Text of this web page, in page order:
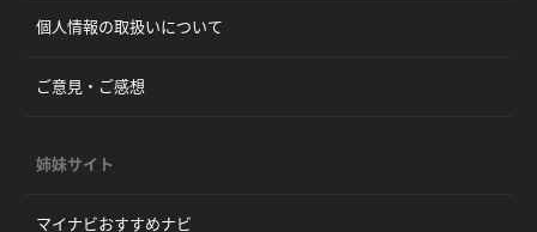
個人情報の取扱いについて
ご意見・ご感想
姉妹サイト
マイナビおすすめナビ